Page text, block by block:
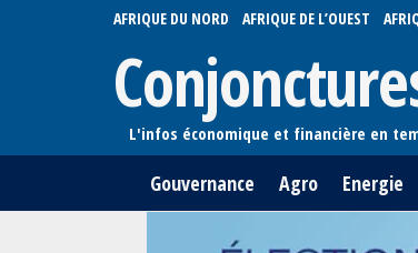
AFRIQUE DU NORD AFRIQUE DE L’OUEST
Gouvernance Agro Energie